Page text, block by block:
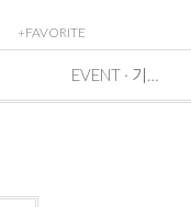
+FAVORITE
EVENT · 기획전 및 이벤트